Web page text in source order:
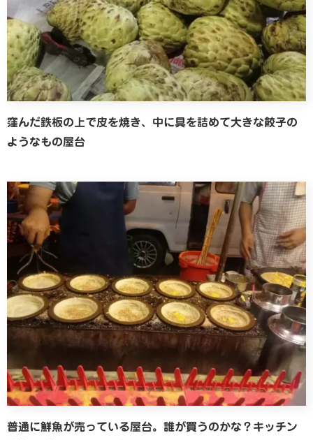
窪んだ鉄板の上で皮を焼き、中に具を詰めて大きな餃子の
ようなもの屋台
普通に鮮魚が売っている屋台。誰が買うのかな？キッチン